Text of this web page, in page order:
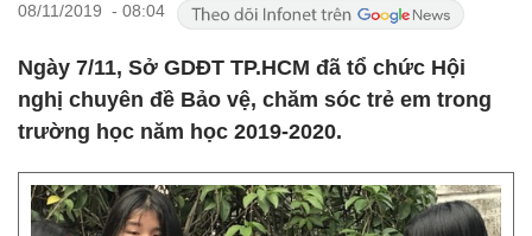
08/11/2019 - 08:04
Ngày 7/11, Sở GDĐT TP.HCM đã tổ chức Hội
nghị chuyên đề Bảo vệ, chăm sóc trẻ em trong
trường học năm học 2019-2020.